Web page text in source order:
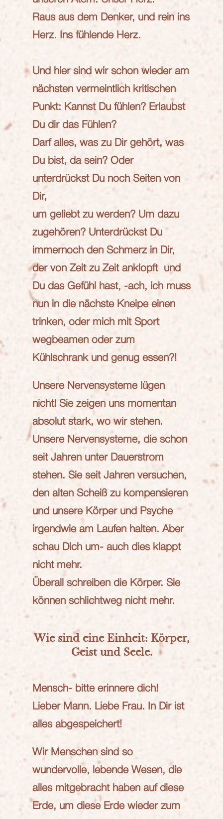
Raus aus dem Denker, und rein ins
Herz. Ins fühlende Herz.
Und hier sind wir schon wieder am
nächsten vermeintlich kritischen
Punkt: Kannst Du fühlen? Erlaubst
Du dir das Fühlen?
Darf alles, was zu Dir gehört, was
Du bist, da sein? Oder
unterdrückst Du noch Seiten von
Dir,
um geliebt zu werden? Um dazu
zugehören? Unterdrückst Du
immernoch den Schmerz in Dir,
der von Zeit zu Zeit anklopft und
Du das Gefühl hast, -ach, ich muss
nun in die nächste Kneipe einen
trinken, oder mich mit Sport
wegbeamen oder zum
Kühlschrank und genug essen?!
Unsere Nervensysteme lügen
nicht! Sie zeigen uns momentan
absolut stark, wo wir stehen.
Unsere Nervensysteme, die schon
seit Jahren unter Dauerstrom
stehen. Sie seit Jahren versuchen,
den alten Scheiß zu kompensieren
und unsere Körper und Psyche
irgendwie am Laufen halten. Aber
schau Dich um- auch dies klappt
nicht mehr.
Überall schreiben die Körper. Sie
können schlichtweg nicht mehr.
Wie sind eine Einheit: Körper,
Geist und Seele.
Mensch- bitte erinnere dich!
Lieber Mann. Liebe Frau. In Dir ist
alles abgespeichert!
Wir Menschen sind so
wundervolle, lebende Wesen, die
alles mitgebracht haben auf diese
Erde, um diese Erde wieder zum